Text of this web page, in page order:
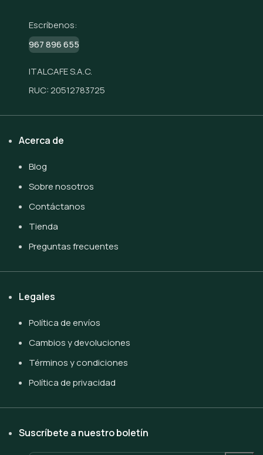
Escríbenos:
967 896 655
ITALCAFE S.A.C.
RUC: 20512783725
Acerca de
Blog
Sobre nosotros
Contáctanos
Tienda
Preguntas frecuentes
Legales
Política de envíos
Cambios y devoluciones
Términos y condiciones
Política de privacidad
Suscríbete a nuestro boletín